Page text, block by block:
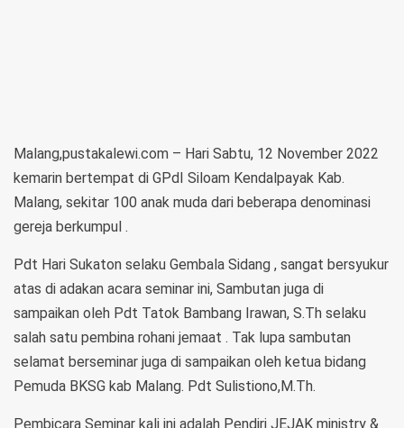
Malang,pustakalewi.com – Hari Sabtu, 12 November 2022
kemarin bertempat di GPdI Siloam Kendalpayak Kab.
Malang, sekitar 100 anak muda dari beberapa denominasi
gereja berkumpul .
Pdt Hari Sukaton selaku Gembala Sidang , sangat bersyukur
atas di adakan acara seminar ini, Sambutan juga di
sampaikan oleh Pdt Tatok Bambang Irawan, S.Th selaku
salah satu pembina rohani jemaat . Tak lupa sambutan
selamat berseminar juga di sampaikan oleh ketua bidang
Pemuda BKSG kab Malang. Pdt Sulistiono,M.Th.
Pembicara Seminar kali ini adalah Pendiri JEJAK ministry &